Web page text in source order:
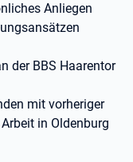
Anliegen
der BBS Haarentor
mit vorheriger
in Oldenburg